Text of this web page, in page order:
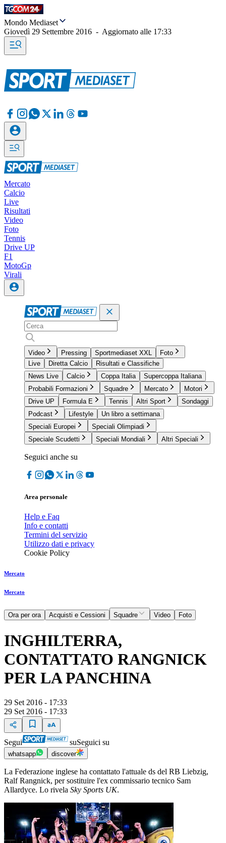
Mondo Mediaset
Giovedì 29 Settembre 2016 - Aggiornato alle 17:33
Mercato
Calcio
Live
Risultati
Video
Foto
Tennis
Drive UP
F1
MotoGp
Virali
Video Pressing Sportmediaset XXL
Foto
Live
Diretta Calcio
Risultati e Classifiche
News Live
Calcio Coppa Italia
Supercoppa Italiana
Probabili Formazioni
Squadre Mercato
Motori
Drive UP
Formula E Tennis Altri Sport
Sondaggi
Podcast
Lifestyle
Un libro a settimana
Speciali Europei
Speciali Olimpiadi
Speciale Scudetti
Speciali Mondiali Altri Speciali
Seguici anche su
Area personale
Help e Faq
Info e contatti
Termini del servizio
Utilizzo dati e privacy
Cookie Policy
Mercato
Mercato
Ora per ora Acquisti e Cessioni Squadre Video Foto
INGHILTERRA,
CONTATTATO RANGNICK
PER LA PANCHINA
29 Set 2016 - 17:33
29 Set 2016 - 17:33
Segui suSeguici su
whatsapp discover
La Federazione inglese ha contattato l'attuale ds del RB Liebzig,
Ralf Rangnick, per sostituire l'ex commissario tecnico Sam
Allardyce. Lo rivela Sky Sports UK.